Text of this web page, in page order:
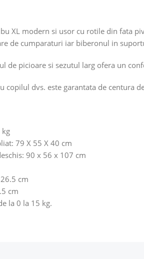
XL modern si usor cu rotile din fata
de cumparaturi iar biberonul in
de picioare si sezutul larg ofera un
copilul dvs. este garantata de centura
79 X 55 X 40 cm
90 x 56 x 107 cm
cm
cm
la 0 la 15 kg.